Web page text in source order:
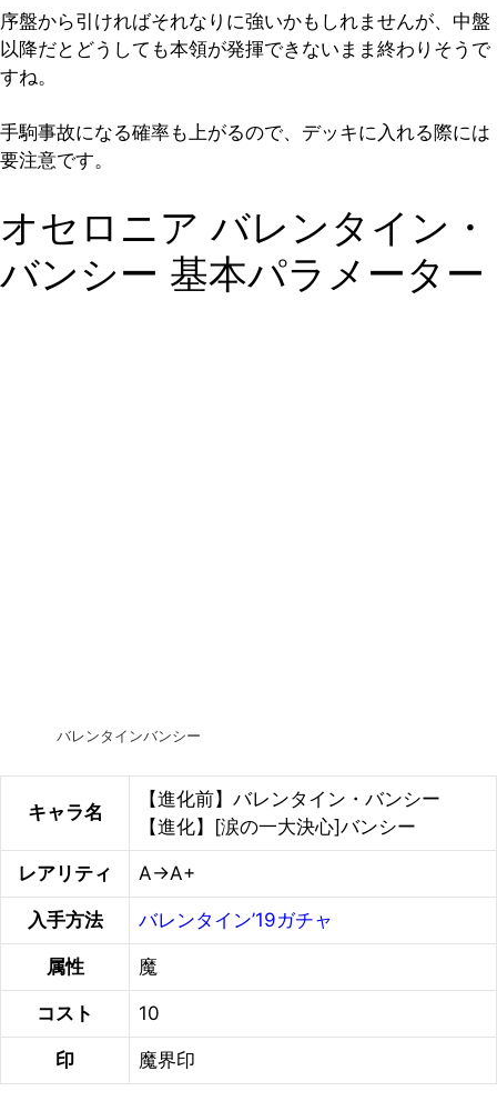
序盤から引ければそれなりに強いかもしれませんが、中盤
以降だとどうしても本領が発揮できないまま終わりそうで
すね。
手駒事故になる確率も上がるので、デッキに入れる際には
要注意です。
オセロニア バレンタイン・
バンシー 基本パラメーター
バレンタインバンシー
キャラ名
【進化前】バレンタイン・バンシー
【進化】[涙の一大決心]バンシー
レアリティ A→A+
入手方法 バレンタイン’19ガチャ
属性 魔
コスト 10
印 魔界印